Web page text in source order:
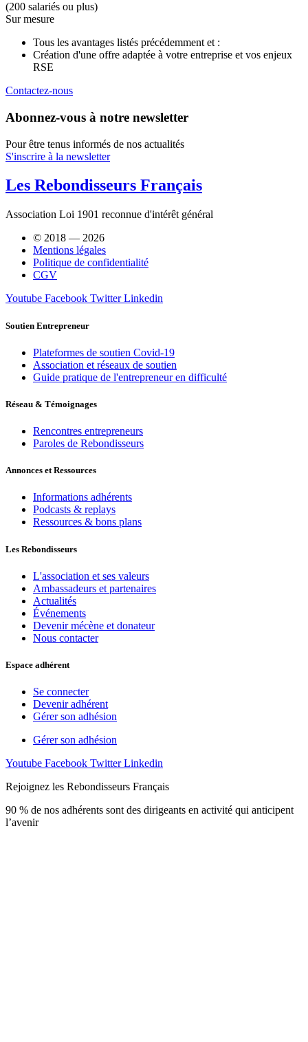
(200 salariés ou plus)
Sur mesure
Tous les avantages listés précédemment et :
Création d'une offre adaptée à votre entreprise et vos enjeux
RSE
Contactez-nous
Abonnez-vous à notre newsletter
Pour être tenus informés de nos actualités
S'inscrire à la newsletter
Les Rebondisseurs Français
Association Loi 1901 reconnue d'intérêt général
© 2018 — 2026
Mentions légales
Politique de confidentialité
CGV
Youtube Facebook Twitter Linkedin
Soutien Entrepreneur
Plateformes de soutien Covid-19
Association et réseaux de soutien
Guide pratique de l'entrepreneur en difficulté
Réseau & Témoignages
Rencontres entrepreneurs
Paroles de Rebondisseurs
Annonces et Ressources
Informations adhérents
Podcasts & replays
Ressources & bons plans
Les Rebondisseurs
L'association et ses valeurs
Ambassadeurs et partenaires
Actualités
Événements
Devenir mécène et donateur
Nous contacter
Espace adhérent
Se connecter
Devenir adhérent
Gérer son adhésion
Gérer son adhésion
Youtube Facebook Twitter Linkedin
Rejoignez les Rebondisseurs Français
90 % de nos adhérents sont des dirigeants en activité qui anticipent
l’avenir